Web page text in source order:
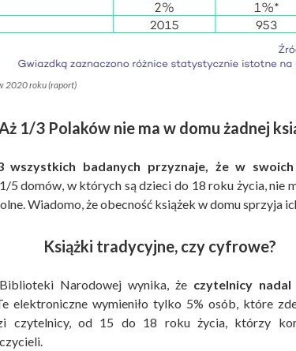
2020 roku (raport)
Aż 1/3 Polaków nie ma w domu żadnej
wszystkich badanych przyznaje, że w
5 domów, w których są dzieci do 18 roku życia, nie
Wiadomo, że obecność książek w domu sprzyja
Książki tradycyjne, czy cyfrowe?
Narodowej wynika, że czytelnicy
elektroniczne wymieniło tylko 5% osób, które
czytelnicy, od 15 do 18 roku życia, którzy